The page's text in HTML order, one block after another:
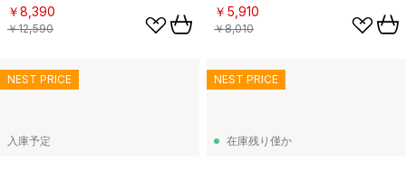
￥8,390
￥12,590
￥5,910
￥8,010
入庫予定
NEST PRICE
在庫残り僅か
NEST PRICE